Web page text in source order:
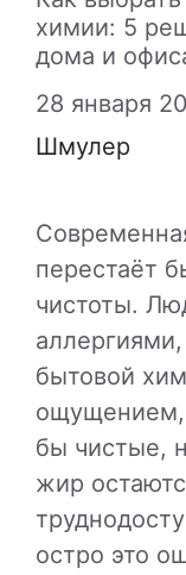
химии: 5
дома и
28 января
Шмулер
перестаёт
чистоты.
бытовой
ощущением,
бы чистые,
жир
остро это